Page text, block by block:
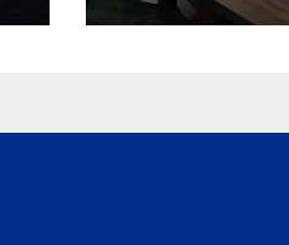
enfermedades